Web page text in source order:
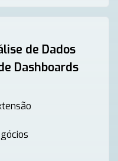
de Dados
Dashboards